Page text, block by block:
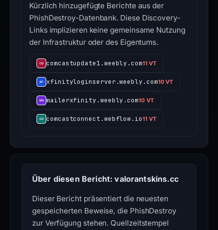
Kürzlich hinzugefügte Berichte aus der
PhishDestroy-Datenbank. Diese Discovery-
Links implizieren keine gemeinsame Nutzung
der Infrastruktur oder des Eigentums.
comcastupdate1.weebly.com11 VT
xfinityloginserver.weebly.com10 VT
mailerxfinity.weebly.com10 VT
comcastconnect.webflow.io11 VT
Über diesen Bericht: valorantskins.cc
Dieser Bericht präsentiert die neuesten
gespeicherten Beweise, die PhishDestroy
zur Verfügung stehen. Quellzeitstempel